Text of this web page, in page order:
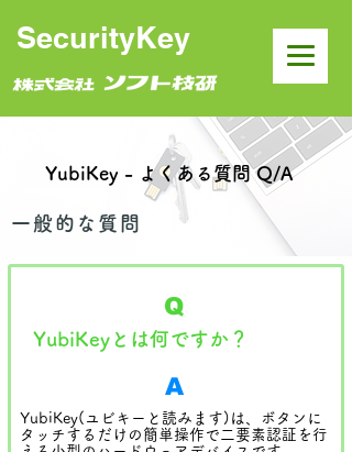
SecurityKey
YubiKey - よくある質問 Q/A
一般的な質問
Q
YubiKeyとは何ですか？
A
YubiKey(ユビキーと読みます)は、ボタンに
タッチするだけの簡単操作で二要素認証を行